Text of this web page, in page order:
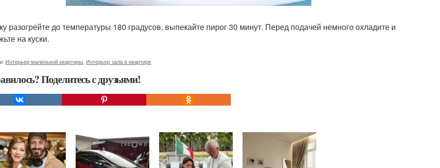
разогрейте до температуры 180 градусов, выпекайте пирог 30 минут. Перед подачей немного охладите и
на куски.
Интерьер маленькой квартиры Интерьер зала в квартире
Поделитесь с друзьями!